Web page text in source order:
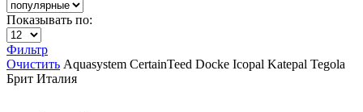
Показывать по:
Фильтр
Очистить Aquasystem CertainTeed Docke Icopal Katepal Tegola
Брит Италия